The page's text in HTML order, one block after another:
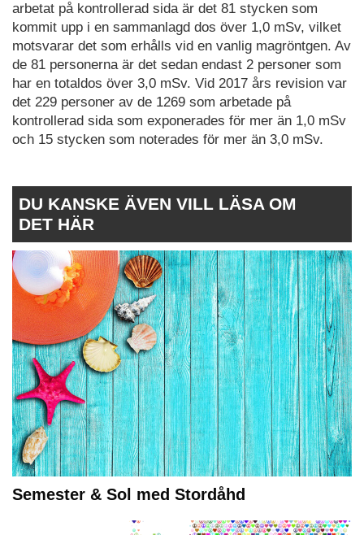
arbetat på kontrollerad sida är det 81 stycken som
kommit upp i en sammanlagd dos över 1,0 mSv, vilket
motsvarar det som erhålls vid en vanlig magröntgen. Av
de 81 personerna är det sedan endast 2 personer som
har en totaldos över 3,0 mSv. Vid 2017 års revision var
det 229 personer av de 1269 som arbetade på
kontrollerad sida som exponerades för mer än 1,0 mSv
och 15 stycken som noterades för mer än 3,0 mSv.
DU KANSKE ÄVEN VILL LÄSA OM
DET HÄR
Semester & Sol med Stordåhd